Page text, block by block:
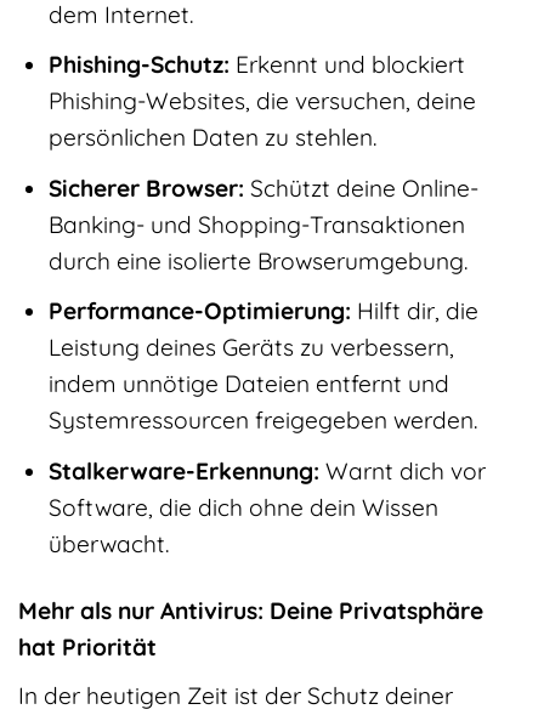
dem Internet.
Phishing-Schutz: Erkennt und blockiert
Phishing-Websites, die versuchen, deine
persönlichen Daten zu stehlen.
Sicherer Browser: Schützt deine Online-
Banking- und Shopping-Transaktionen
durch eine isolierte Browserumgebung.
Performance-Optimierung: Hilft dir, die
Leistung deines Geräts zu verbessern,
indem unnötige Dateien entfernt und
Systemressourcen freigegeben werden.
Stalkerware-Erkennung: Warnt dich vor
Software, die dich ohne dein Wissen
überwacht.
Mehr als nur Antivirus: Deine Privatsphäre
hat Priorität
In der heutigen Zeit ist der Schutz deiner